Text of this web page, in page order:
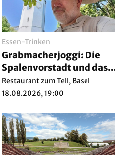
Essen-Trinken
Grabmacherjoggi: Die
Spalenvorstadt und das
Leben von damals
Restaurant zum Tell, Basel
18.08.2026, 19:00